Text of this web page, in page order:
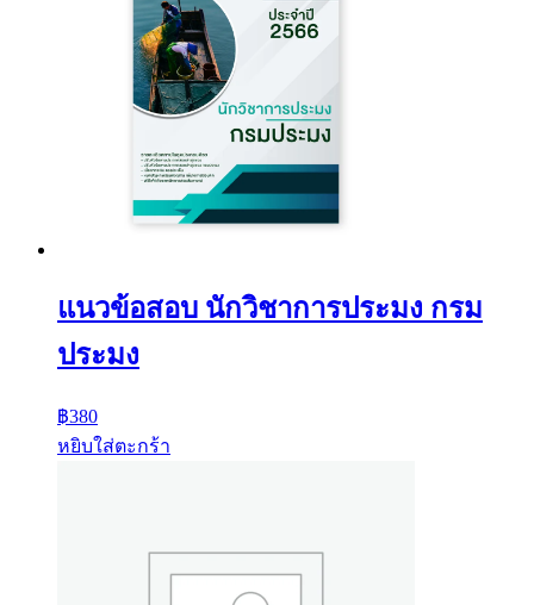
แนวข้อสอบ นักวิชาการประมง กรม
ประมง
฿380
หยิบใส่ตะกร้า